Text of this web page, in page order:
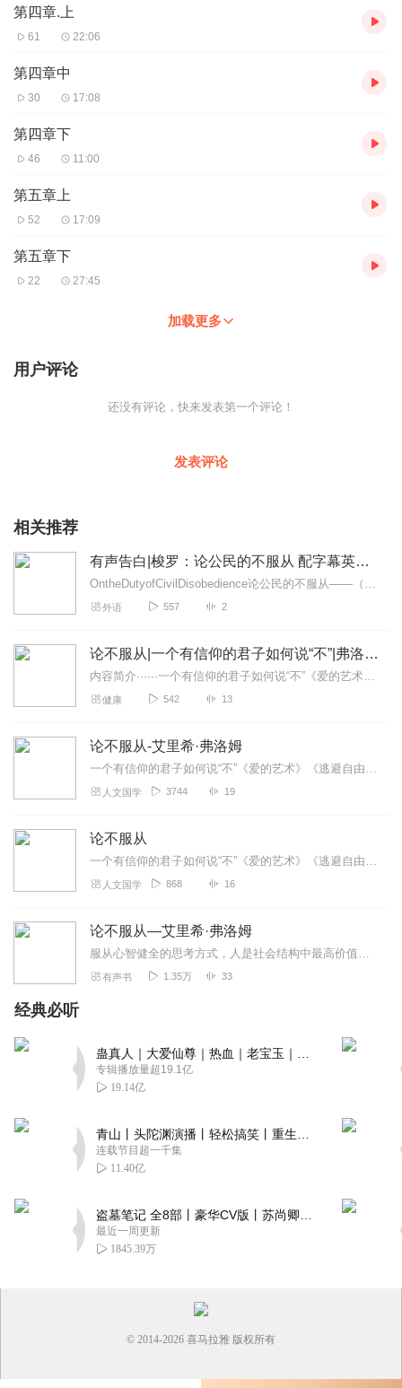
第四章.上
61 22:06
第四章中
30 17:08
第四章下
46 11:00
第五章上
52 17:09
第五章下
22 27:45
加载更多
用户评论
还没有评论，快来发表第一个评论！
发表评论
相关推荐
有声告白|梭罗：论公民的不服从 配字幕英语有声书
OntheDutyofCivilDisobedience论公民的不服从——（美）梭罗语言难度：5星小节数：2平均单节时长：32分钟本版本口音：...
外语 557 2
论不服从|一个有信仰的君子如何说“不”|弗洛姆
内容简介······一个有信仰的君子如何说“不”《爱的艺术》《逃避自由》作者、“精神分析社会学”奠基人之一弗洛姆经典作品人类究竟是否有未来，文明究...
健康 542 13
论不服从-艾里希·弗洛姆
一个有信仰的君子如何说“不”《爱的艺术》《逃避自由》作者、“精神分析社会学”奠基人之一弗洛姆经典作品人类究竟是否有未来，文明究竟是否会终结，端赖我们是否秉持怀疑...
人文国学 3744 19
论不服从
一个有信仰的君子如何说“不”《爱的艺术》《逃避自由》作者、“精神分析社会学”奠基人之一弗洛姆经典作品人类究竟是否有未来，文明究竟是否会终结，端赖我们是否秉持怀疑...
人文国学 868 16
论不服从—艾里希·弗洛姆
服从心智健全的思考方式，人是社会结构中最高价值的，社会的目标是营造各类环境，让每个人充分发展其潜能、理性、爱和创造力，真正实现自由和发挥个性
有声书 1.35万 33
经典必听
专辑播放量超19.1亿
19.14亿
连载节目超一千集
11.40亿
最近一周更新
1845.39万
© 2014-2026 喜马拉雅 版权所有